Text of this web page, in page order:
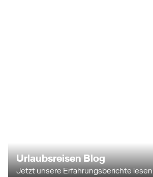
Urlaubsreisen Blog
Jetzt unsere Erfahrungsberichte lesen